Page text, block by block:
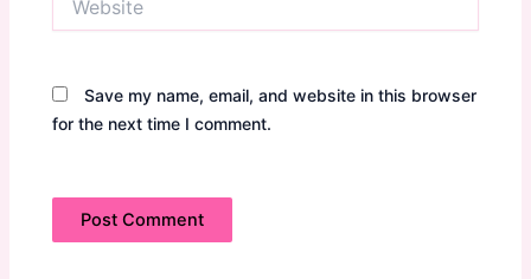
Save my name, email, and website in this browser
for the next time I comment.